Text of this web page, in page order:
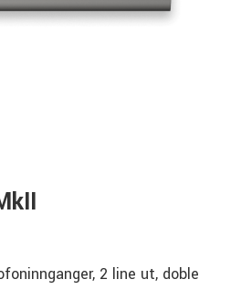
2 line ut, doble